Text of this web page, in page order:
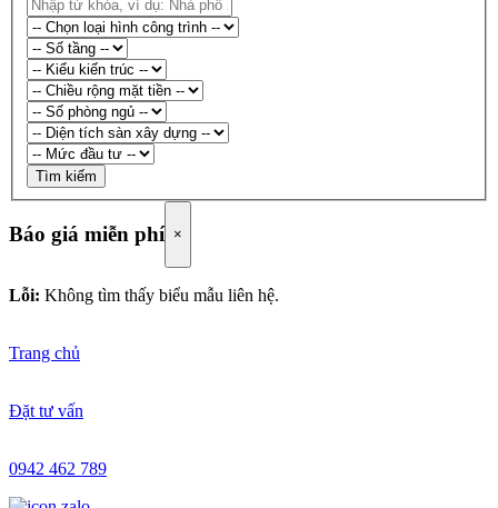
Tìm kiếm
Báo giá miễn phí ×
Lỗi: Không tìm thấy biểu mẫu liên hệ.
Trang chủ
Đặt tư vấn
0942 462 789